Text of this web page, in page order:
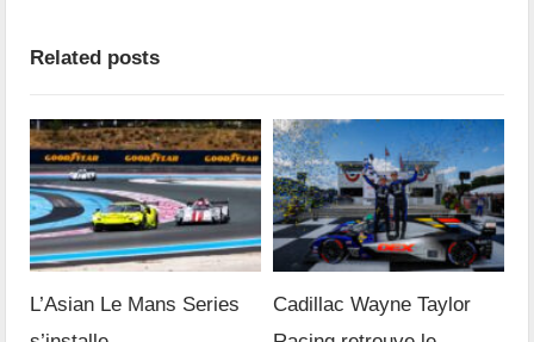
Related posts
L’Asian Le Mans Series
Cadillac Wayne Taylor